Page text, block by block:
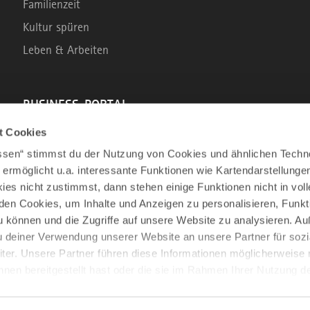
Cookies
stimmst du der Nutzung von Cookies und ähnlichen
u.a. interessante Funktionen wie
nicht zustimmst, dann stehen einige Funktionen nicht in
Cookies, um Inhalte und Anzeigen zu personalisieren,
können und die Zugriffe auf unsere Website zu analysieren.
Verwendung unserer Website an unsere Partner für
Unsere Partner führen diese Informationen möglicherweise
Familienzeit
Kultur spüren
Leben & Arbeiten
BUSINESS-PORTAL
Wirtschaftsstandort
Tourismus im Allgäu
Business Service: Angebote für die Region
Innovation und Gründung